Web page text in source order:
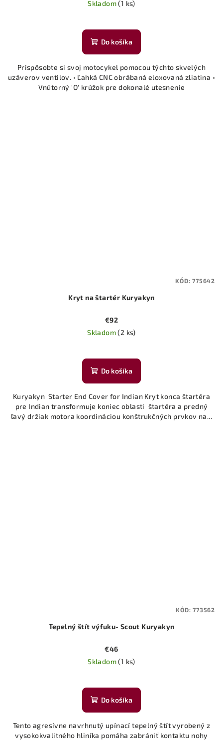
Skladom(1 ks)
Do košíka
Prispôsobte si svoj motocykel pomocou týchto skvelých
uzáverov ventilov. • Ľahká CNC obrábaná eloxovaná zliatina •
Vnútorný 'O' krúžok pre dokonalé utesnenie
Kryt na štartér Kuryakyn
€92
Skladom(2 ks)
Do košíka
Kuryakyn Starter End Cover for Indian Kryt konca štartéra
pre Indian transformuje koniec oblasti štartéra a predný
ľavý držiak motora koordináciou konštrukčných prvkov na...
KÓD:775642
Tepelný štít výfuku- Scout Kuryakyn
€46
Skladom(1 ks)
Do košíka
Tento agresívne navrhnutý upínací tepelný štít vyrobený z
vysokokvalitného hliníka pomáha zabrániť kontaktu nohy
KÓD:773562